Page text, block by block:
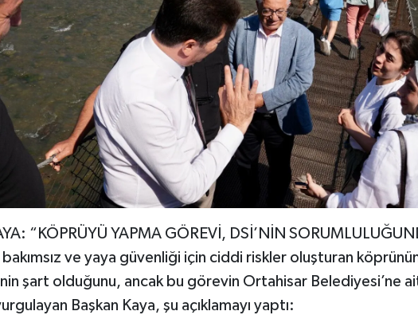
“KÖPRÜYÜ YAPMA GÖREVİ, DSİ’NİN
ve yaya güvenliği için ciddi riskler oluşturan
şart olduğunu, ancak bu görevin Ortahisar Belediyesi’ne
Başkan Kaya, şu açıklamayı yaptı: